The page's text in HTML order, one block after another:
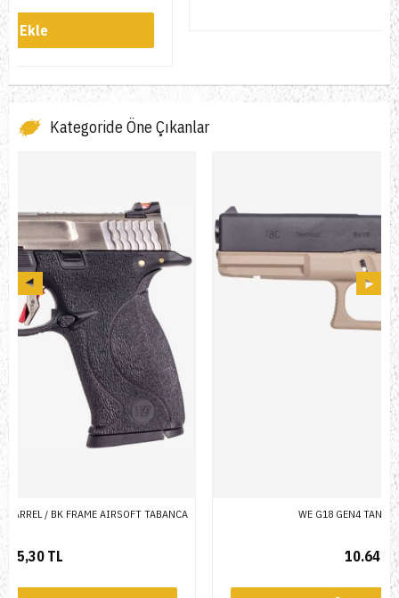
Kategoride Öne Çıkanlar
WE G18 GEN4 TAN AIRSOFT TABANCA